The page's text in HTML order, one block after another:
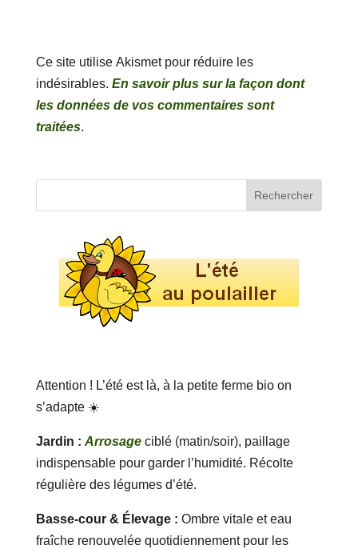
Ce site utilise Akismet pour réduire les
indésirables. En savoir plus sur la façon dont
les données de vos commentaires sont
traitées.
Attention ! L’été est là, à la petite ferme bio on
s’adapte ☀️
Jardin : Arrosageciblé (matin/soir), paillage
indispensable pour garder l’humidité. Récolte
régulière des légumes d’été.
Basse-cour & Élevage : Ombre vitale et eau
fraîche renouvelée quotidiennement pour les